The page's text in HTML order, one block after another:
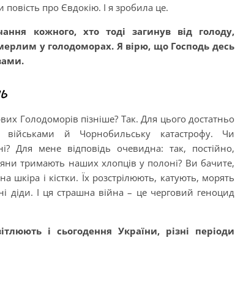
про Євдокію. І я зробила це.
кожного, хто тоді загинув від голоду,
у голодоморах. Я вірю, що Господь десь
Голодоморів пізніше? Так. Для цього достатньо
військами й Чорнобильську катастрофу. Чи
Для мене відповідь очевидна: так, постійно,
тримають наших хлопців у полоні? Ви бачите,
і кістки. Їх розстрілюють, катують, морять
діди. І ця страшна війна – це черговий геноцид
і сьогодення України, різні періоди